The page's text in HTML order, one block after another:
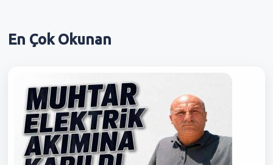
En ÇokOkunan